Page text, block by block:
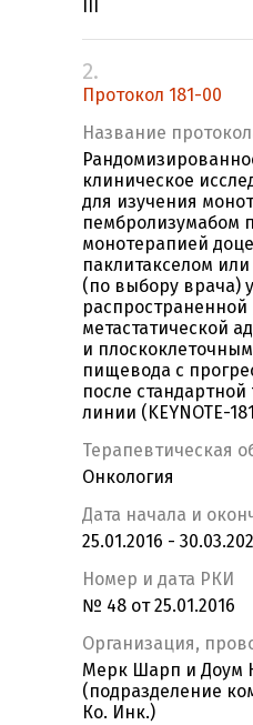
2.
Протокол 181-00
Название
клиническое
для изучения
пембролизумабом
монотерапией
паклитакселом
(по выбору врача)
распространенной
метастатической
и
пищевода с
после
линии (KEYNOTE-
Терапевтическая
Онкология
Дата начала и
25.01.2016 -
Номер и дата РКИ
№ 48 от 25.01.2016
Организация,
Мерк Шарп и Доум
(подразделение
Ко. Инк.)